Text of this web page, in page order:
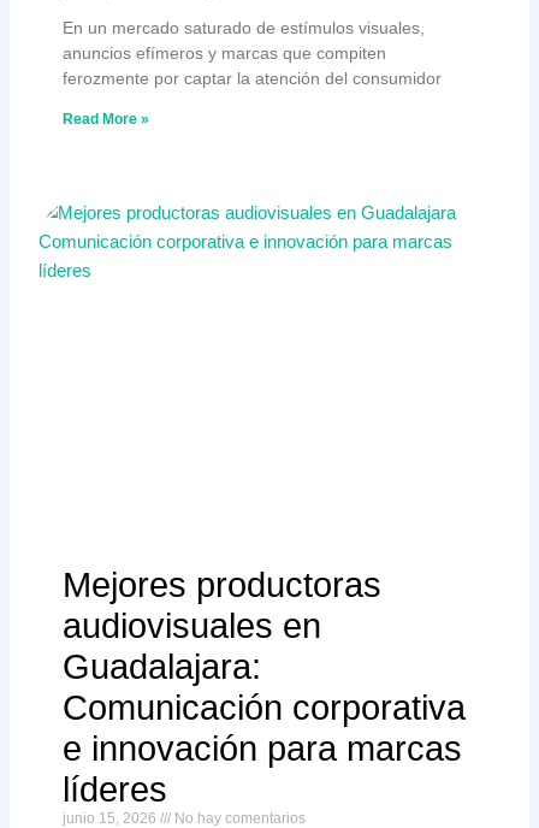
En un mercado saturado de estímulos visuales,
anuncios efímeros y marcas que compiten
ferozmente por captar la atención del consumidor
Read More »
Mejores productoras
audiovisuales en
Guadalajara:
Comunicación corporativa
e innovación para marcas
líderes
junio 15, 2026 No hay comentarios